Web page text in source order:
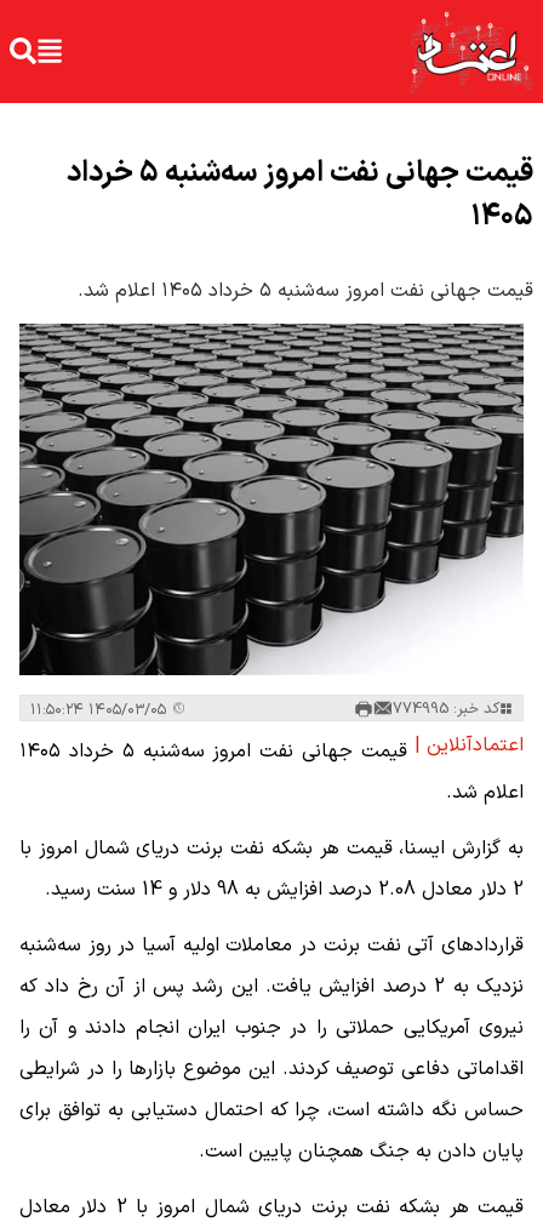
قیمت جهانی نفت امروز سه‌شنبه ۵ خرداد
۱۴۰۵
قیمت جهانی نفت امروز سه‌شنبه ۵ خرداد ۱۴۰۵ اعلام شد.
کد خبر: 774995
اعتمادآنلاین |
قیمت جهانی نفت امروز سه‌شنبه ۵ خرداد ۱۴۰۵
اعلام شد.
به گزارش ایسنا، قیمت هر بشکه نفت برنت دریای شمال امروز با
2 دلار معادل 2.08 درصد افزایش به 98 دلار و 14 سنت رسید.
قراردادهای آتی نفت برنت در معاملات اولیه آسیا در روز سه‌شنبه
نزدیک به 2 درصد افزایش یافت. این رشد پس از آن رخ داد که
نیروی آمریکایی حملاتی را در جنوب ایران انجام دادند و آن را
اقداماتی دفاعی توصیف کردند. این موضوع بازارها را در شرایطی
حساس نگه داشته است، چرا که احتمال دستیابی به توافق برای
پایان دادن به جنگ همچنان پایین است.
قیمت هر بشکه نفت برنت دریای شمال امروز با 2 دلار معادل